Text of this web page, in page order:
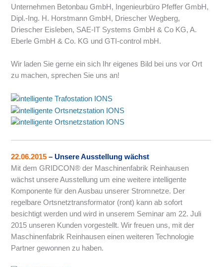
Unternehmen Betonbau GmbH, Ingenieurbüro Pfeffer GmbH,
Dipl.-Ing. H. Horstmann GmbH, Driescher Wegberg,
Driescher Eisleben, SAE-IT Systems GmbH & Co KG, A.
Eberle GmbH & Co. KG und GTI-control mbH.
Wir laden Sie gerne ein sich Ihr eigenes Bild bei uns vor Ort
zu machen, sprechen Sie uns an!
22.06.2015 – Unsere Ausstellung wächst
Mit dem GRIDCON® der Maschinenfabrik Reinhausen
wächst unsere Ausstellung um eine weitere intelligente
Komponente für den Ausbau unserer Stromnetze. Der
regelbare Ortsnetztransformator (ront) kann ab sofort
besichtigt werden und wird in unserem Seminar am 22. Juli
2015 unseren Kunden vorgestellt. Wir freuen uns, mit der
Maschinenfabrik Reinhausen einen weiteren Technologie
Partner gewonnen zu haben.